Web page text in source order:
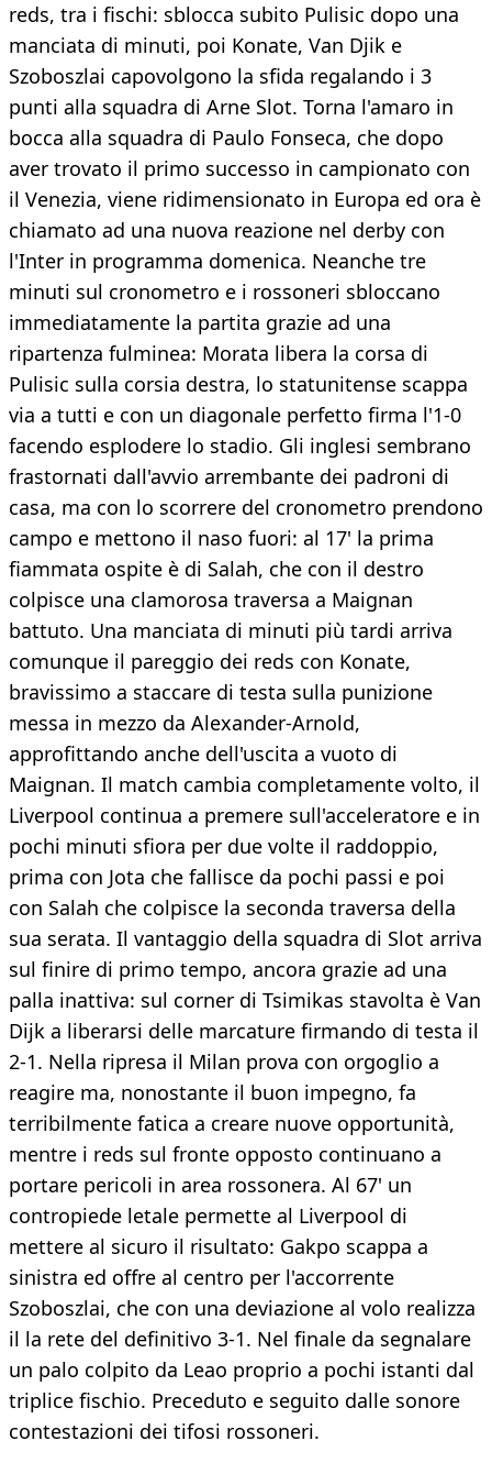
reds, tra i fischi: sblocca subito Pulisic dopo una
manciata di minuti, poi Konate, Van Djik e
Szoboszlai capovolgono la sfida regalando i 3
punti alla squadra di Arne Slot. Torna l'amaro in
bocca alla squadra di Paulo Fonseca, che dopo
aver trovato il primo successo in campionato con
il Venezia, viene ridimensionato in Europa ed ora è
chiamato ad una nuova reazione nel derby con
l'Inter in programma domenica. Neanche tre
minuti sul cronometro e i rossoneri sbloccano
immediatamente la partita grazie ad una
ripartenza fulminea: Morata libera la corsa di
Pulisic sulla corsia destra, lo statunitense scappa
via a tutti e con un diagonale perfetto firma l'1-0
facendo esplodere lo stadio. Gli inglesi sembrano
frastornati dall'avvio arrembante dei padroni di
casa, ma con lo scorrere del cronometro prendono
campo e mettono il naso fuori: al 17' la prima
fiammata ospite è di Salah, che con il destro
colpisce una clamorosa traversa a Maignan
battuto. Una manciata di minuti più tardi arriva
comunque il pareggio dei reds con Konate,
bravissimo a staccare di testa sulla punizione
messa in mezzo da Alexander-Arnold,
approfittando anche dell'uscita a vuoto di
Maignan. Il match cambia completamente volto, il
Liverpool continua a premere sull'acceleratore e in
pochi minuti sfiora per due volte il raddoppio,
prima con Jota che fallisce da pochi passi e poi
con Salah che colpisce la seconda traversa della
sua serata. Il vantaggio della squadra di Slot arriva
sul finire di primo tempo, ancora grazie ad una
palla inattiva: sul corner di Tsimikas stavolta è Van
Dijk a liberarsi delle marcature firmando di testa il
2-1. Nella ripresa il Milan prova con orgoglio a
reagire ma, nonostante il buon impegno, fa
terribilmente fatica a creare nuove opportunità,
mentre i reds sul fronte opposto continuano a
portare pericoli in area rossonera. Al 67' un
contropiede letale permette al Liverpool di
mettere al sicuro il risultato: Gakpo scappa a
sinistra ed offre al centro per l'accorrente
Szoboszlai, che con una deviazione al volo realizza
il la rete del definitivo 3-1. Nel finale da segnalare
un palo colpito da Leao proprio a pochi istanti dal
triplice fischio. Preceduto e seguito dalle sonore
contestazioni dei tifosi rossoneri.